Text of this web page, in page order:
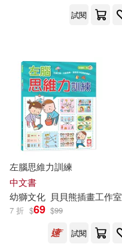
試閱
左腦思維力訓練
中文書
幼獅文化 貝貝熊插畫工作室
7 折 $69 $99
試閱